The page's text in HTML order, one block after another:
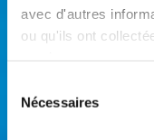
avec d'autres
ou qu'ils ont
Nécessaires